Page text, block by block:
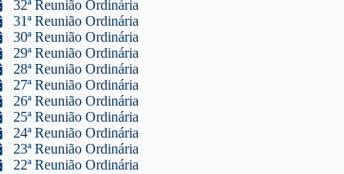
32ª Reunião Ordinária
31ª Reunião Ordinária
30ª Reunião Ordinária
29ª Reunião Ordinária
28ª Reunião Ordinária
27ª Reunião Ordinária
26ª Reunião Ordinária
25ª Reunião Ordinária
24ª Reunião Ordinária
23ª Reunião Ordinária
22ª Reunião Ordinária